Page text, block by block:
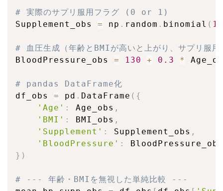
# 実際のサプリ服用フラグ (0 or 1)
Supplement_obs = np . random . binomial ( 1
# 血圧生成（年齢とBMIが高いと上がり、サプリ服
BloodPressure_obs = 130 + 0.3 *
# pandas DataFrame化
df_obs = pd . DataFrame ( {
'Age' : Age_obs ,
'BMI' : BMI_obs ,
'Supplement' : Supplement_obs ,
'BloodPressure' :
} )
# --- 年齢・BMIを無視した単純比較 ---